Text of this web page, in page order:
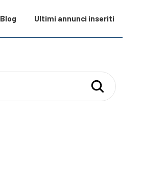
Blog Ultimi annunci inseriti